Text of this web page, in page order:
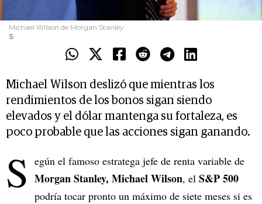
Michael Wilson de Morgan Stanley
S
Michael Wilson deslizó que mientras los
rendimientos de los bonos sigan siendo
elevados y el dólar mantenga su fortaleza, es
poco probable que las acciones sigan ganando.
S egún el famoso estratega jefe de renta variable de
Morgan Stanley, Michael Wilson, el S&P 500
podría tocar pronto un máximo de siete meses si es